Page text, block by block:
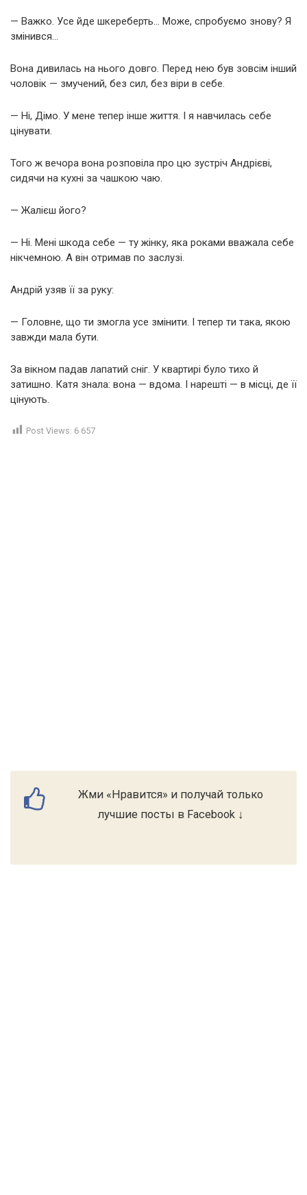
— Важко. Усе йде шкереберть… Може, спробуємо знову? Я
змінився…
Вона дивилась на нього довго. Перед нею був зовсім інший
чоловік — змучений, без сил, без віри в себе.
— Ні, Дімо. У мене тепер інше життя. І я навчилась себе
цінувати.
Того ж вечора вона розповіла про цю зустріч Андрієві,
сидячи на кухні за чашкою чаю.
— Жалієш його?
— Ні. Мені шкода себе — ту жінку, яка роками вважала себе
нікчемною. А він отримав по заслузі.
Андрій узяв її за руку:
— Головне, що ти змогла усе змінити. І тепер ти така, якою
завжди мала бути.
За вікном падав лапатий сніг. У квартирі було тихо й
затишно. Катя знала: вона — вдома. І нарешті — в місці, де її
цінують.
Post Views: 6 657
Жми «Нравится» и получай только
лучшие посты в Facebook ↓